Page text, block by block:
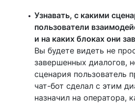
Узнавать, с какими
пользователи
и на каких блоках они
Вы будете видеть не
завершенных диалогов,
сценария пользователь
чат-бот сделал с этим
назначил на оператора,